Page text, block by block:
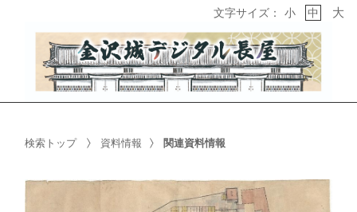
文字サイズ： 小 中 大
検索トップ 資料情報 関連資料情報